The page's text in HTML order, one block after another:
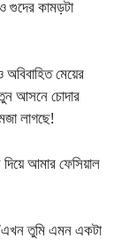
গুদের কামড়টা
মেয়ের
আসনে চোদার
লাগছে!
আমার ফেসিয়াল
তুমি এমন একটা